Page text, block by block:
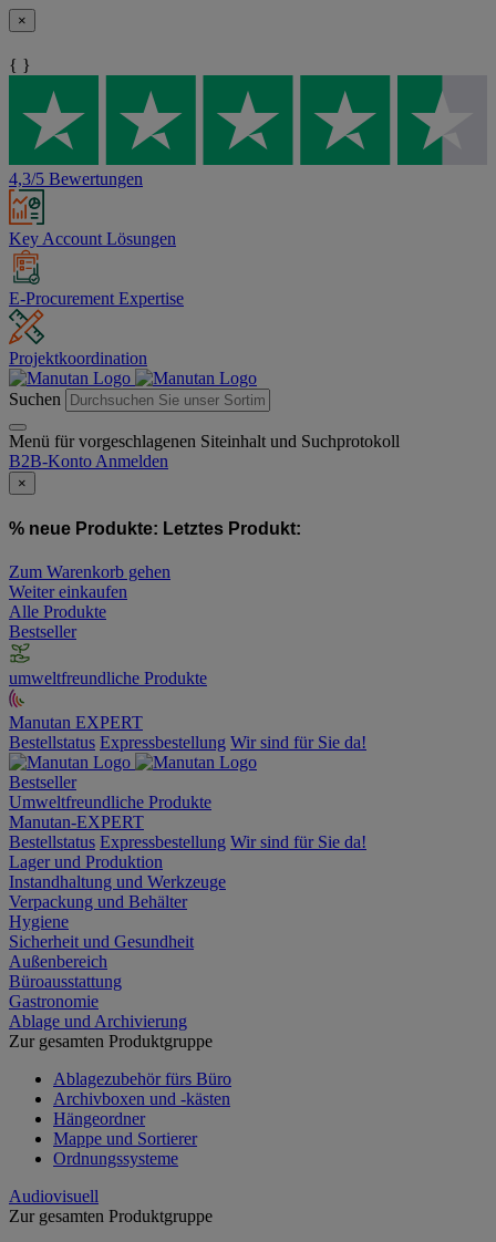
×
{ }
4,3/5 Bewertungen
Key Account Lösungen
E-Procurement Expertise
Projektkoordination
Suchen
Menü für vorgeschlagenen Siteinhalt und Suchprotokoll
B2B-Konto Anmelden
×
% neue Produkte: Letztes Produkt:
Zum Warenkorb gehen
Weiter einkaufen
Alle Produkte
Bestseller
umweltfreundliche Produkte
Manutan EXPERT
Bestellstatus Expressbestellung Wir sind für Sie da!
Bestseller
Umweltfreundliche Produkte
Manutan-EXPERT
Bestellstatus Expressbestellung Wir sind für Sie da!
Lager und Produktion
Instandhaltung und Werkzeuge
Verpackung und Behälter
Hygiene
Sicherheit und Gesundheit
Außenbereich
Büroausstattung
Gastronomie
Ablage und Archivierung
Zur gesamten Produktgruppe
Ablagezubehör fürs Büro
Archivboxen und -kästen
Hängeordner
Mappe und Sortierer
Ordnungssysteme
Audiovisuell
Zur gesamten Produktgruppe